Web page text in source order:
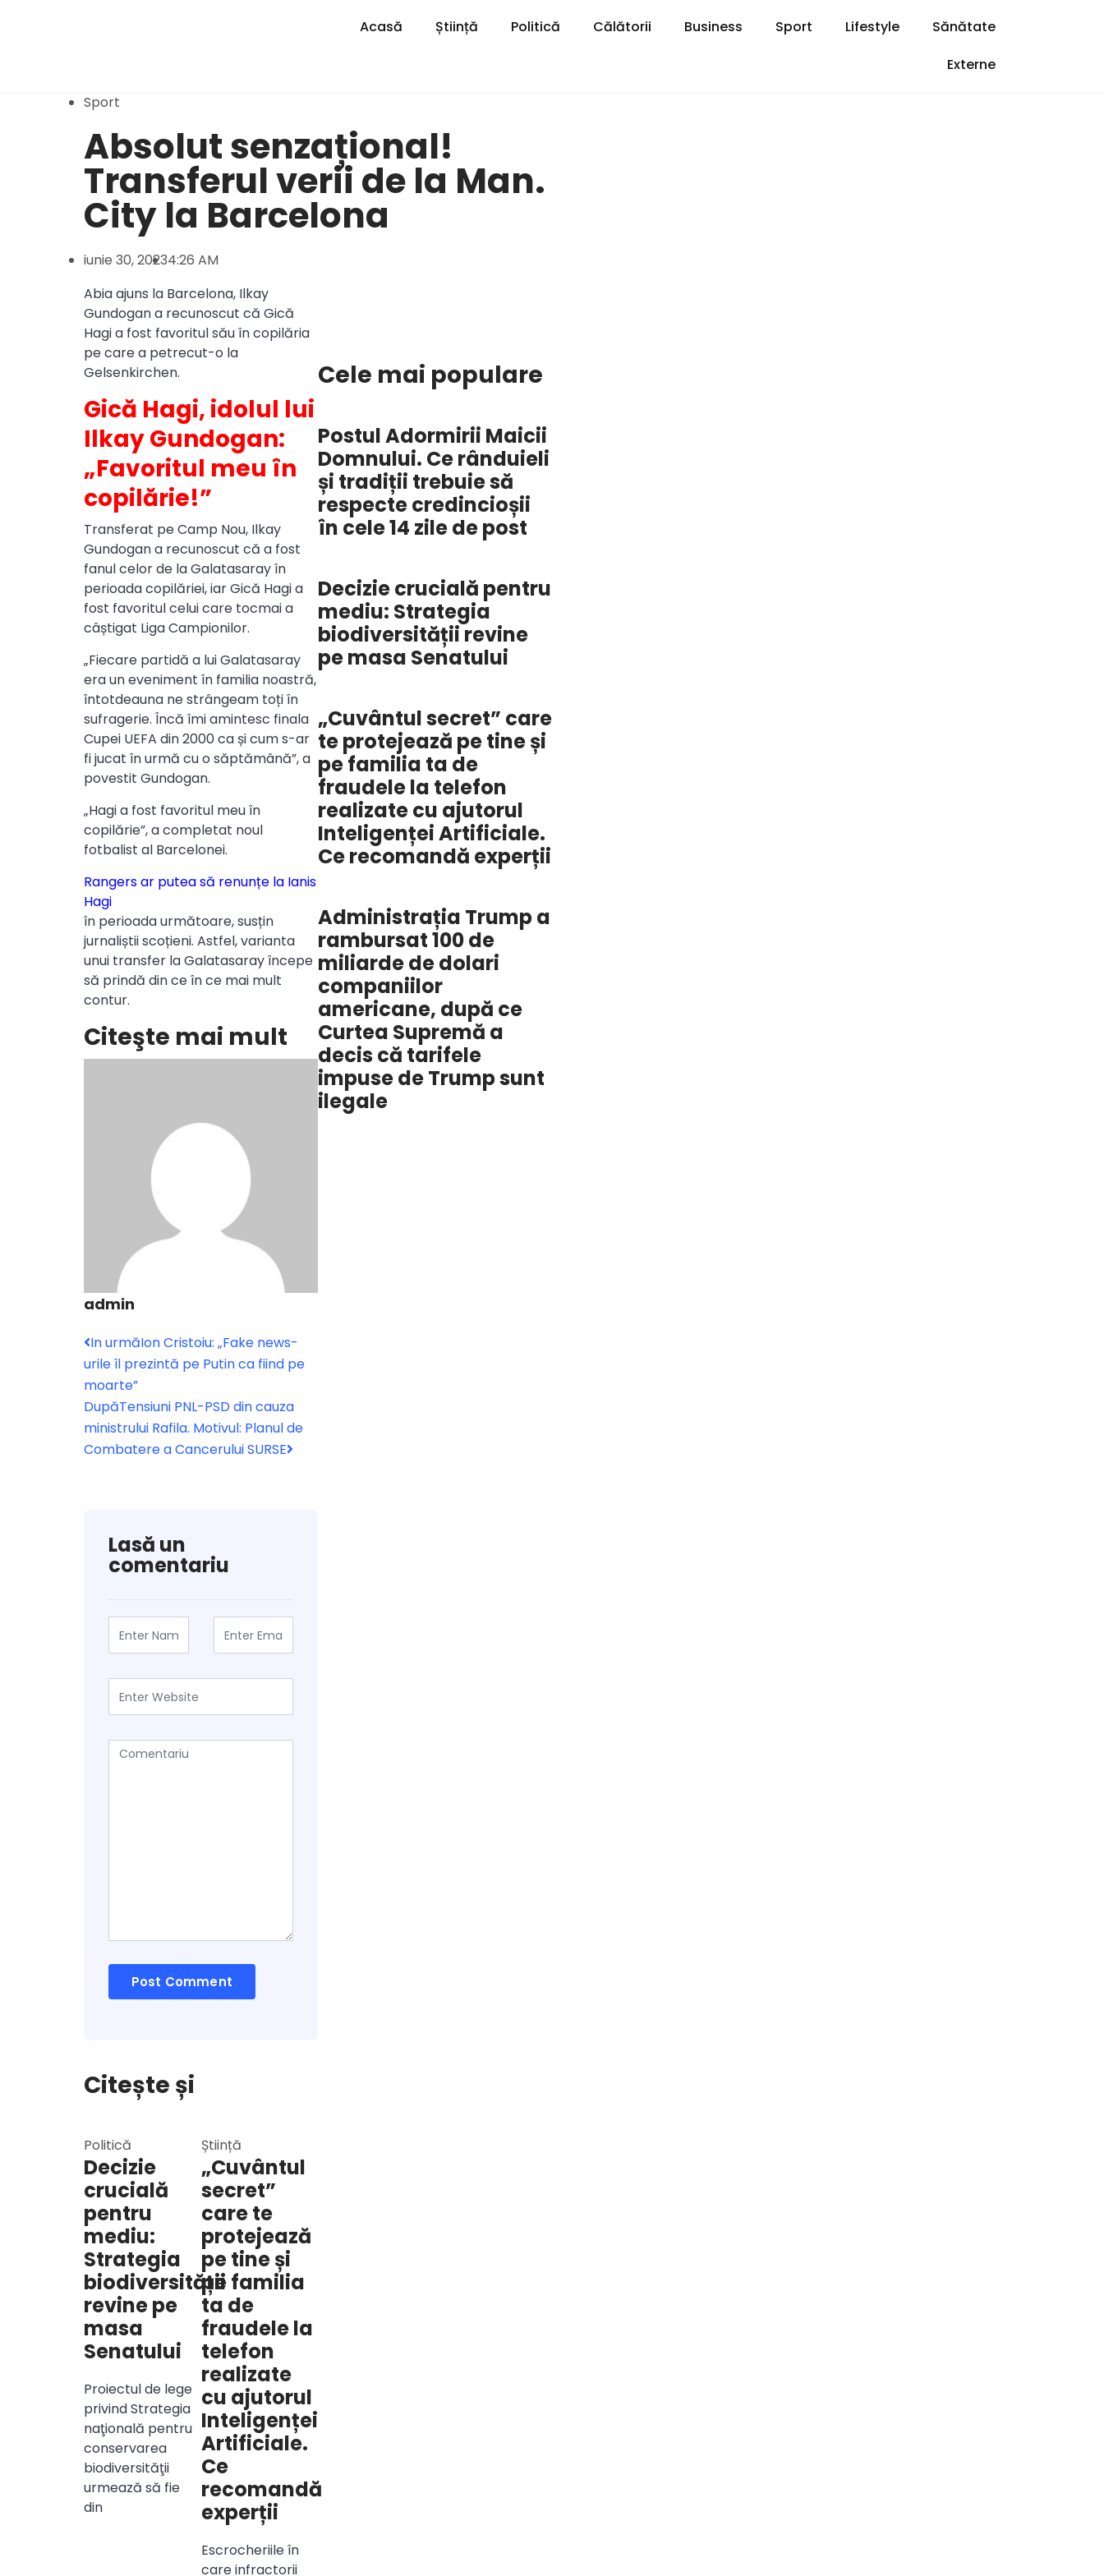
Acasă Știință Politică Călătorii Business Sport Lifestyle
Sănătate
Externe
Sport
Absolut senzațional!
Transferul verii de la Man.
City la Barcelona
iunie 30, 20234:26 AM
Abia ajuns la Barcelona, Ilkay
Gundogan a recunoscut că Gică
Hagi a fost favoritul său în copilăria
pe care a petrecut-o la
Gelsenkirchen.
Gică Hagi, idolul lui
Ilkay Gundogan:
„Favoritul meu în
copilărie!”
Transferat pe Camp Nou, Ilkay
Gundogan a recunoscut că a fost
fanul celor de la Galatasaray în
perioada copilăriei, iar Gică Hagi a
fost favoritul celui care tocmai a
câștigat Liga Campionilor.
„Fiecare partidă a lui Galatasaray
era un eveniment în familia noastră,
întotdeauna ne strângeam toți în
sufragerie. Încă îmi amintesc finala
Cupei UEFA din 2000 ca și cum s-ar
fi jucat în urmă cu o săptămână”, a
povestit Gundogan.
„Hagi a fost favoritul meu în
copilărie”, a completat noul
fotbalist al Barcelonei.
Rangers ar putea să renunțe la Ianis
Hagi
în perioada următoare, susțin
jurnaliștii scoțieni. Astfel, varianta
unui transfer la Galatasaray începe
să prindă din ce în ce mai mult
contur.
Citeşte mai mult
admin
In urmăIon Cristoiu: „Fake news-
urile îl prezintă pe Putin ca fiind pe
moarte”
DupăTensiuni PNL-PSD din cauza
ministrului Rafila. Motivul: Planul de
Combatere a Cancerului SURSE
Lasă un
comentariu
Citește și
Politică
Decizie
crucială
pentru
mediu:
Strategia
biodiversității
revine pe
masa
Senatului
Proiectul de lege
privind Strategia
naţională pentru
conservarea
biodiversităţii
urmează să fie
din
Știință
„Cuvântul
secret”
care te
protejează
pe tine și
pe familia
ta de
fraudele la
telefon
realizate
cu ajutorul
Inteligenței
Artificiale.
Ce
recomandă
experții
Escrocheriile în
care infractorii
Cele mai populare
Postul Adormirii Maicii
Domnului. Ce rânduieli
și tradiții trebuie să
respecte credincioșii
în cele 14 zile de post
Decizie crucială pentru
mediu: Strategia
biodiversității revine
pe masa Senatului
„Cuvântul secret” care
te protejează pe tine și
pe familia ta de
fraudele la telefon
realizate cu ajutorul
Inteligenței Artificiale.
Ce recomandă experții
Administrația Trump a
rambursat 100 de
miliarde de dolari
companiilor
americane, după ce
Curtea Supremă a
decis că tarifele
impuse de Trump sunt
ilegale